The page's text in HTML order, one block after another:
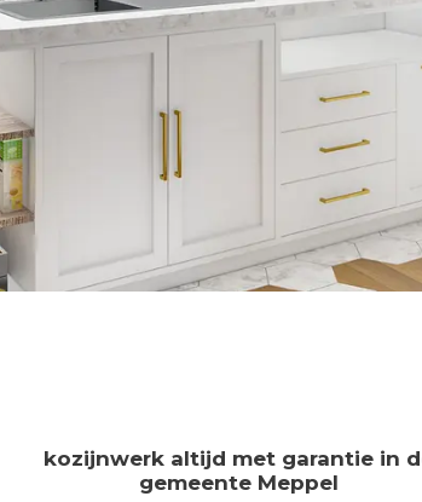
kozijnwerk altijd met garantie in
gemeente Meppel